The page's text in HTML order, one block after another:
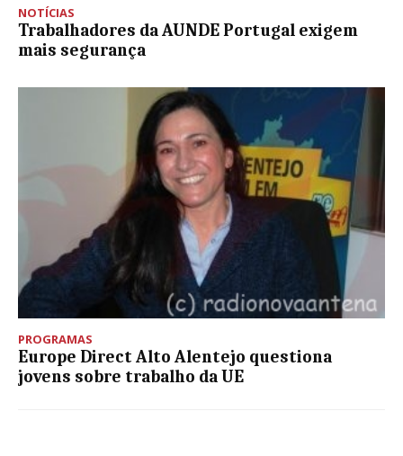
NOTÍCIAS
Trabalhadores da AUNDE Portugal exigem
mais segurança
PROGRAMAS
Europe Direct Alto Alentejo questiona
jovens sobre trabalho da UE